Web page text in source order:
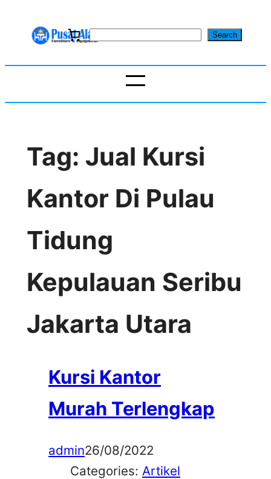
S
r
Search
Tag: Jual Kursi
Kantor Di Pulau
Tidung
Kepulauan Seribu
Jakarta Utara
Kursi Kantor
Murah Terlengkap
admin26/08/2022
Categories: Artikel